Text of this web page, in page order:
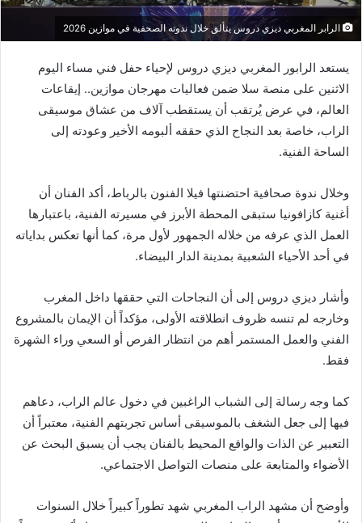
الرابر المغربي ديزي دروس يتألق خلال ندوته الصحفية في موازين 2026
يستعد الرابور المغربي ديزي دروس لإحياء حفل فني مساء اليوم
الاثنين على منصة سلا ضمن فعاليات مهرجان موازين.. إيقاعات
العالم، في عرض يُرتقب أن يستقطب آلاف من عشاق موسيقى
الراب، خاصة بعد النجاح الذي حققه ألبومه الأخير وعودته إلى
الساحة الفنية.
وخلال ندوة صحافية احتضنتها فيلا الفنون بالرباط، أكد الفنان أن
أغنيةكازافونيا ستبقى المحطة الأبرز في مسيرته الفنية، باعتبارها
العمل الذي عرفه من خلاله الجمهور لأول مرة، كما أنها تعكس بداياته
في أحد الأحياء الشعبية بمدينة الدار البيضاء.
وأشار ديزي دروس إلى أن النجاحات التي حققها داخل المغرب
وخارجه لم تنسه ظروف انطلاقته الأولى، مؤكداً أن الإيمان بالمشروع
الفني والعمل المستمر أهم من انتظار الفرص أو السعي وراء الشهرة
فقط.
كما وجه رسالة إلى الشباب الراغبين في دخول عالم الراب، دعاهم
فيها إلى جعل الشغف بالموسيقى أساس تجربتهم الفنية، معتبراً أن
التعبير عن الذات والواقع المحيط بالفنان يجب أن يسبق البحث عن
الأضواء والمتابعة على منصات التواصل الاجتماعي.
وأوضح أن مشهد الراب المغربي شهد تطوراً كبيراً خلال السنوات